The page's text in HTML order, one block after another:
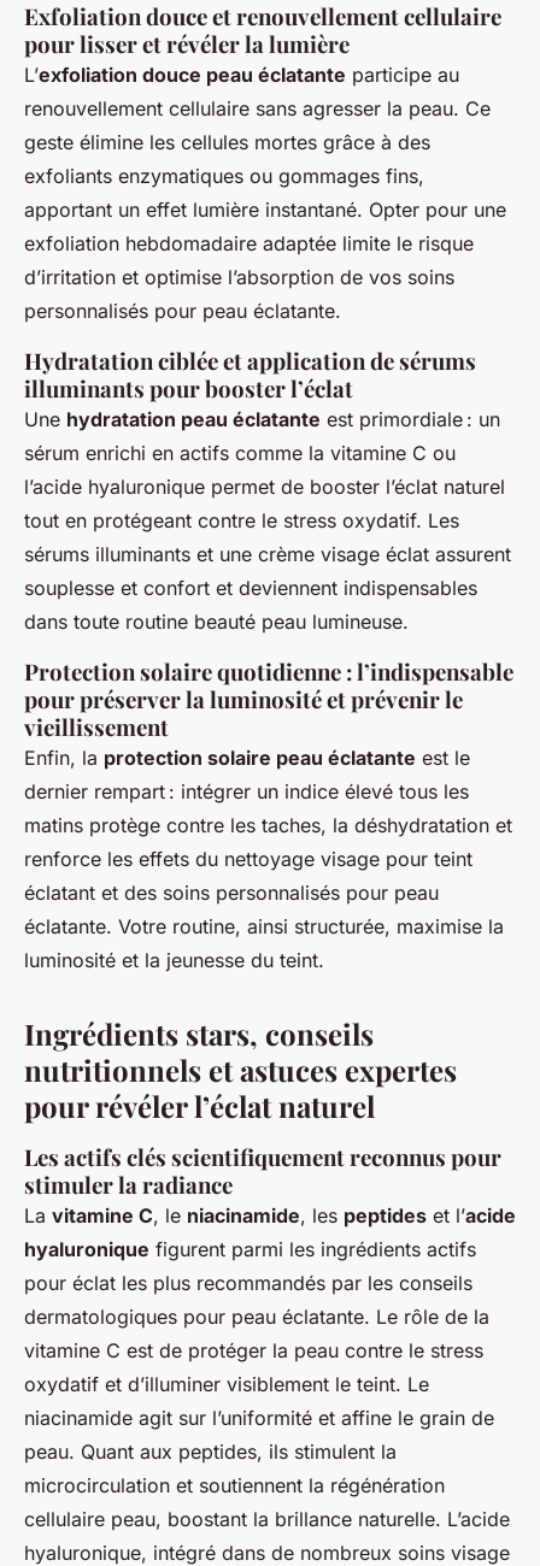
Exfoliation douce et renouvellement cellulaire
pour lisser et révéler la lumière
L’exfoliation douce peau éclatante participe au
renouvellement cellulaire sans agresser la peau. Ce
geste élimine les cellules mortes grâce à des
exfoliants enzymatiques ou gommages fins,
apportant un effet lumière instantané. Opter pour une
exfoliation hebdomadaire adaptée limite le risque
d’irritation et optimise l’absorption de vos soins
personnalisés pour peau éclatante.
Hydratation ciblée et application de sérums
illuminants pour booster l’éclat
Une hydratation peau éclatante est primordiale : un
sérum enrichi en actifs comme la vitamine C ou
l’acide hyaluronique permet de booster l’éclat naturel
tout en protégeant contre le stress oxydatif. Les
sérums illuminants et une crème visage éclat assurent
souplesse et confort et deviennent indispensables
dans toute routine beauté peau lumineuse.
Protection solaire quotidienne : l’indispensable
pour préserver la luminosité et prévenir le
vieillissement
Enfin, la protection solaire peau éclatante est le
dernier rempart : intégrer un indice élevé tous les
matins protège contre les taches, la déshydratation et
renforce les effets du nettoyage visage pour teint
éclatant et des soins personnalisés pour peau
éclatante. Votre routine, ainsi structurée, maximise la
luminosité et la jeunesse du teint.
Ingrédients stars, conseils
nutritionnels et astuces expertes
pour révéler l’éclat naturel
Les actifs clés scientifiquement reconnus pour
stimuler la radiance
La vitamine C, le niacinamide, les peptides et l’acide
hyaluronique figurent parmi les ingrédients actifs
pour éclat les plus recommandés par les conseils
dermatologiques pour peau éclatante. Le rôle de la
vitamine C est de protéger la peau contre le stress
oxydatif et d’illuminer visiblement le teint. Le
niacinamide agit sur l’uniformité et affine le grain de
peau. Quant aux peptides, ils stimulent la
microcirculation et soutiennent la régénération
cellulaire peau, boostant la brillance naturelle. L’acide
hyaluronique, intégré dans de nombreux soins visage